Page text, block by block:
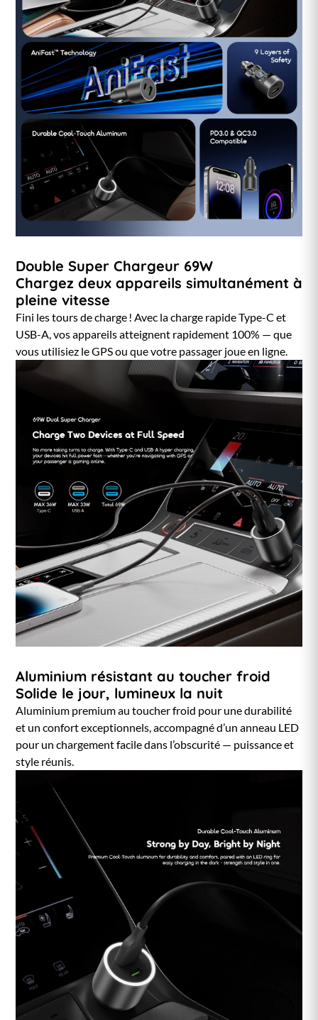
Double Super Chargeur 69W
Chargez deux appareils simultanément à
pleine vitesse
Fini les tours de charge ! Avec la charge rapide Type-C et
USB-A, vos appareils atteignent rapidement 100% — que
vous utilisiez le GPS ou que votre passager joue en ligne.
Aluminium résistant au toucher froid
Solide le jour, lumineux la nuit
Aluminium premium au toucher froid pour une durabilité
et un confort exceptionnels, accompagné d’un anneau LED
pour un chargement facile dans l’obscurité — puissance et
style réunis.